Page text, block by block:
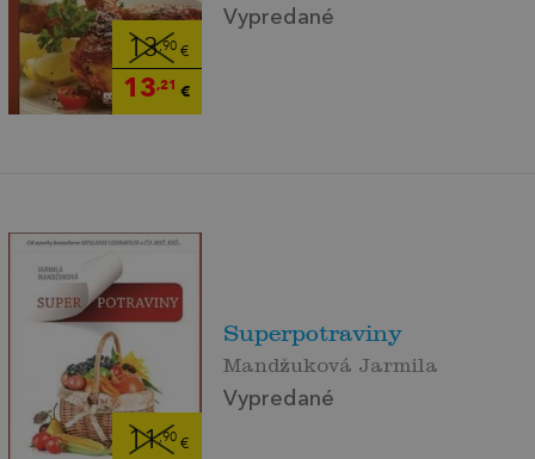
13,90€
13,21 €
Vypredané
11,90€
Superpotraviny
Mandžuková Jarmila
Vypredané